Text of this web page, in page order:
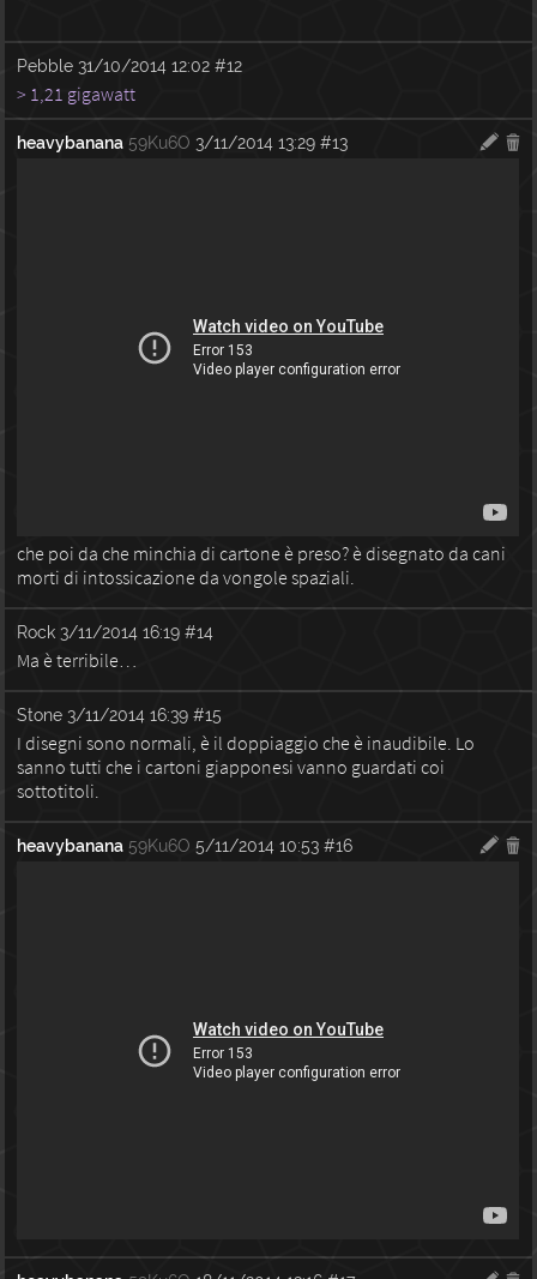
Pebble 31/10/2014 12:02 #12
> 1,21 gigawatt
heavybanana 59Ku6O 3/11/2014 13:29 #13
che poi da che minchia di cartone è preso? è disegnato da cani
morti di intossicazione da vongole spaziali.
Rock 3/11/2014 16:19 #14
Ma è terribile…
Stone 3/11/2014 16:39 #15
I disegni sono normali, è il doppiaggio che è inaudibile. Lo
sanno tutti che i cartoni giapponesi vanno guardati coi
sottotitoli.
heavybanana 59Ku6O 5/11/2014 10:53 #16